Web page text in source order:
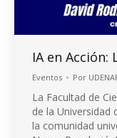
IA en Acción:
Eventos Por
La Facultad de
de la Universidad
la comunidad